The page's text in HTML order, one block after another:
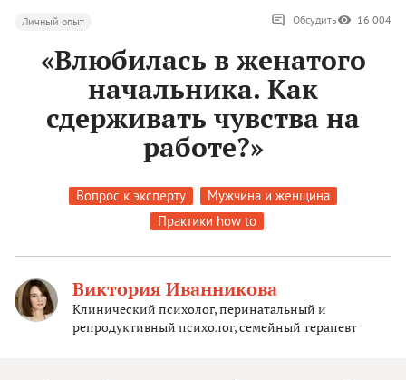
Личный опыт Обсудить 16 004
«Влюбилась в женатого
начальника. Как
сдерживать чувства на
работе?»
Вопрос к эксперту
Мужчина и женщина
Практики how to
Виктория Иванникова
Клинический психолог, перинатальный и
репродуктивный психолог, семейный терапевт